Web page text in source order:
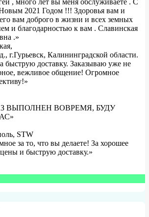
, много лет вы меня обслуживаете . С
2021 Годом !!! Здоровья вам и
вам доброго в жизни и всех земных
и благодарностью к вам . Славинская
.»
,
г.Гурьевск, Калининградской области.
быструю доставку. Заказываю уже не
вежливое общение! Огромное
ВЫПОЛНЕН ВОВРЕМЯ, БУДУ
STW
за то, что вы делаете! За хорошее
и быструю доставку.»